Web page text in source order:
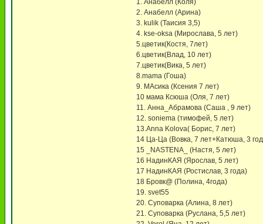
1. Анабелл (Коля)
2. Анабелл (Арина)
3. kulik (Таисия 3,5)
4. kse-oksa (Мирослава, 5 лет)
5.цветик(Костя, 7лет)
6.цветик(Влад, 10 лет)
7.цветик(Вика, 5 лет)
8.mama (Гоша)
9. МАсика (Ксения 7 лет)
10 мама Ксюша (Оля, 7 лет)
11. Анна_Абрамова (Саша , 9 лет)
12. soniema (тимофей, 5 лет)
13.Anna Kolova( Борис, 7 лет)
14 Ца-Ца (Вовка, 7 лет+Катюша, 3
15 _NASTENA_ (Настя, 5 лет)
16 НадинКАЯ (Ярослав, 5 лет)
17 НадинКАЯ (Ростислав, 3 года)
18 Бровк@ (Полина, 4года)
19. svet55
20. Суповарка (Алина, 8 лет)
21. Суповарка (Руслана, 5,5 лет)